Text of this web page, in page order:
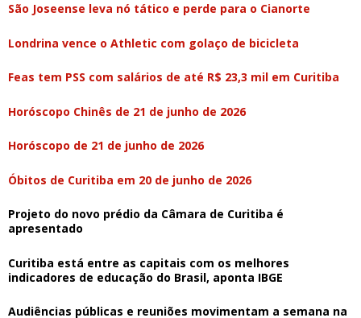
São Joseense leva nó tático e perde para o Cianorte
Londrina vence o Athletic com golaço de bicicleta
Feas tem PSS com salários de até R$ 23,3 mil em Curitiba
Horóscopo Chinês de 21 de junho de 2026
Horóscopo de 21 de junho de 2026
Óbitos de Curitiba em 20 de junho de 2026
Projeto do novo prédio da Câmara de Curitiba é
apresentado
Curitiba está entre as capitais com os melhores
indicadores de educação do Brasil, aponta IBGE
Audiências públicas e reuniões movimentam a semana na